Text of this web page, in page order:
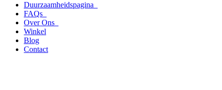
Duurzaamheidspagina
FAQs
Over Ons
Winkel
Blog
Contact